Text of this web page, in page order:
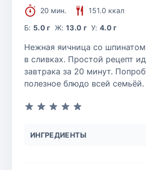
20 мин.
151.0 ккал
Б: 5.0 г Ж: 13.0 г У:4.0 г
Нежная яичница со
в сливках. Простой рецепт
завтрака за 20 минут.
полезное блюдо всей семьёй.
ИНГРЕДИЕНТЫ